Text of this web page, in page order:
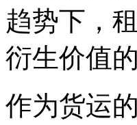
趋势下，
衍生价值的
作为货运